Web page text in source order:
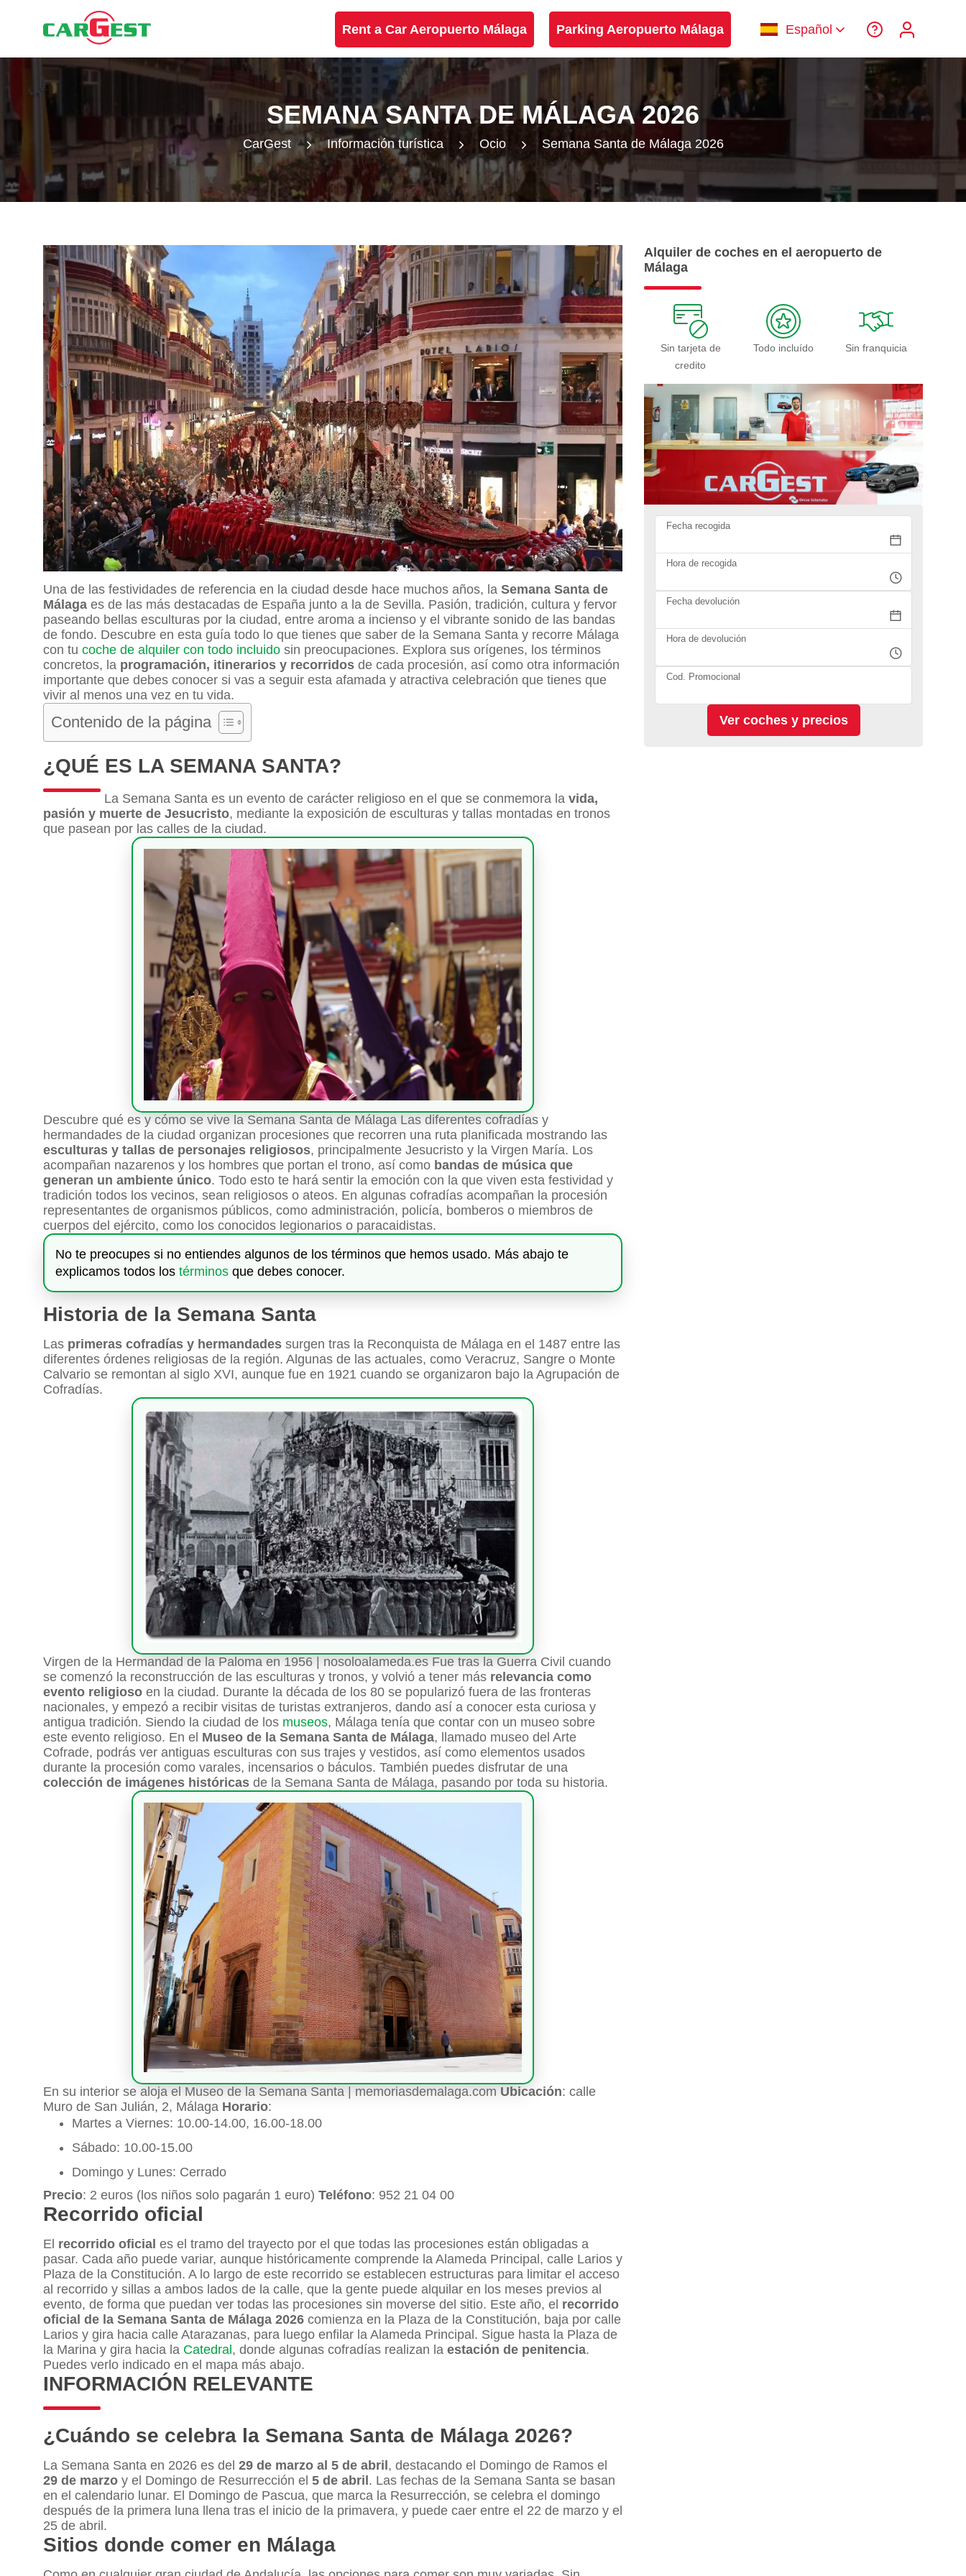
Rent a Car Aeropuerto Málaga Parking Aeropuerto Málaga Español
SEMANA SANTA DE MÁLAGA 2026
CarGest Información turística Ocio Semana Santa de Málaga 2026
Una de las festividades de referencia en la ciudad desde hace muchos años, la Semana Santa de
Málaga es de las más destacadas de España junto a la de Sevilla. Pasión, tradición, cultura y fervor
paseando bellas esculturas por la ciudad, entre aroma a incienso y el vibrante sonido de las bandas
de fondo. Descubre en esta guía todo lo que tienes que saber de la Semana Santa y recorre Málaga
con tu coche de alquiler con todo incluido sin preocupaciones. Explora sus orígenes, los términos
concretos, la programación, itinerarios y recorridos de cada procesión, así como otra información
importante que debes conocer si vas a seguir esta afamada y atractiva celebración que tienes que
vivir al menos una vez en tu vida.
Contenido de la página
¿QUÉ ES LA SEMANA SANTA?
La Semana Santa es un evento de carácter religioso en el que se conmemora la vida,
pasión y muerte de Jesucristo, mediante la exposición de esculturas y tallas montadas en tronos
que pasean por las calles de la ciudad.
Descubre qué es y cómo se vive la Semana Santa de Málaga Las diferentes cofradías y
hermandades de la ciudad organizan procesiones que recorren una ruta planificada mostrando las
esculturas y tallas de personajes religiosos, principalmente Jesucristo y la Virgen María. Los
acompañan nazarenos y los hombres que portan el trono, así como bandas de música que
generan un ambiente único. Todo esto te hará sentir la emoción con la que viven esta festividad y
tradición todos los vecinos, sean religiosos o ateos. En algunas cofradías acompañan la procesión
representantes de organismos públicos, como administración, policía, bomberos o miembros de
cuerpos del ejército, como los conocidos legionarios o paracaidistas.
No te preocupes si no entiendes algunos de los términos que hemos usado. Más abajo te
explicamos todos los términos que debes conocer.
Historia de la Semana Santa
Las primeras cofradías y hermandades surgen tras la Reconquista de Málaga en el 1487 entre las
diferentes órdenes religiosas de la región. Algunas de las actuales, como Veracruz, Sangre o Monte
Calvario se remontan al siglo XVI, aunque fue en 1921 cuando se organizaron bajo la Agrupación de
Cofradías.
Virgen de la Hermandad de la Paloma en 1956 | nosoloalameda.es Fue tras la Guerra Civil cuando
se comenzó la reconstrucción de las esculturas y tronos, y volvió a tener más relevancia como
evento religioso en la ciudad. Durante la década de los 80 se popularizó fuera de las fronteras
nacionales, y empezó a recibir visitas de turistas extranjeros, dando así a conocer esta curiosa y
antigua tradición. Siendo la ciudad de los museos, Málaga tenía que contar con un museo sobre
este evento religioso. En el Museo de la Semana Santa de Málaga, llamado museo del Arte
Cofrade, podrás ver antiguas esculturas con sus trajes y vestidos, así como elementos usados
durante la procesión como varales, incensarios o báculos. También puedes disfrutar de una
colección de imágenes históricas de la Semana Santa de Málaga, pasando por toda su historia.
En su interior se aloja el Museo de la Semana Santa | memoriasdemalaga.com Ubicación: calle
Muro de San Julián, 2, Málaga Horario:
Martes a Viernes: 10.00-14.00, 16.00-18.00
Sábado: 10.00-15.00
Domingo y Lunes: Cerrado
Precio: 2 euros (los niños solo pagarán 1 euro) Teléfono: 952 21 04 00
Recorrido oficial
El recorrido oficial es el tramo del trayecto por el que todas las procesiones están obligadas a
pasar. Cada año puede variar, aunque históricamente comprende la Alameda Principal, calle Larios y
Plaza de la Constitución. A lo largo de este recorrido se establecen estructuras para limitar el acceso
al recorrido y sillas a ambos lados de la calle, que la gente puede alquilar en los meses previos al
evento, de forma que puedan ver todas las procesiones sin moverse del sitio. Este año, el recorrido
oficial de la Semana Santa de Málaga 2026 comienza en la Plaza de la Constitución, baja por calle
Larios y gira hacia calle Atarazanas, para luego enfilar la Alameda Principal. Sigue hasta la Plaza de
la Marina y gira hacia la Catedral, donde algunas cofradías realizan la estación de penitencia.
Puedes verlo indicado en el mapa más abajo.
INFORMACIÓN RELEVANTE
¿Cuándo se celebra la Semana Santa de Málaga 2026?
La Semana Santa en 2026 es del 29 de marzo al 5 de abril, destacando el Domingo de Ramos el
29 de marzo y el Domingo de Resurrección el 5 de abril. Las fechas de la Semana Santa se basan
en el calendario lunar. El Domingo de Pascua, que marca la Resurrección, se celebra el domingo
después de la primera luna llena tras el inicio de la primavera, y puede caer entre el 22 de marzo y el
25 de abril.
Sitios donde comer en Málaga
Alquiler de coches en el aeropuerto de
Málaga
Sin tarjeta de
credito
Todo incluído Sin franquicia
Fecha recogida
Hora de recogida
Fecha devolución
Hora de devolución
Cod. Promocional